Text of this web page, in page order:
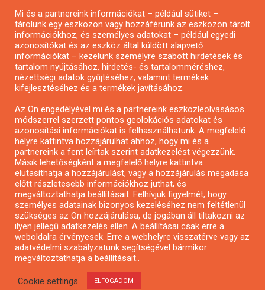
Pályázatírás civil szervezeteknek
Pályázatírás önkormányzatoknak
Pályázatfigyelés
Specifikus pályázatfigyelés vagy hírlevél
Pályázatok magánszemélyeknek
Pályázatok civil szervezeteknek
Pályázatok vállalkozásoknak
Önkormányzati pályázatok
Mezőgazdasági pályázatok
Falusi turizmus pályázatok
Napelem pályázatok
GINOP pályázatok
Mi és a partnereink információkat – például sütiket –
tárolunk egy eszközön vagy hozzáférünk az eszközön tárolt
információkhoz, és személyes adatokat – például egyedi
azonosítókat és az eszköz által küldött alapvető
információkat – kezelünk személyre szabott hirdetések és
tartalom nyújtásához, hirdetés- és tartalomméréshez,
nézettségi adatok gyűjtéséhez, valamint termékek
kifejlesztéséhez és a termékek javításához.
Az Ön engedélyével mi és a partnereink eszközleolvasásos
módszerrel szerzett pontos geolokációs adatokat és
azonosítási információkat is felhasználhatunk. A megfelelő
helyre kattintva hozzájárulhat ahhoz, hogy mi és a
partnereink a fent leírtak szerint adatkezelést végezzünk.
Másik lehetőségként a megfelelő helyre kattintva
elutasíthatja a hozzájárulást, vagy a hozzájárulás megadása
előtt részletesebb információkhoz juthat, és
megváltoztathatja beállításait. Felhívjuk figyelmét, hogy
személyes adatainak bizonyos kezeléséhez nem feltétlenül
szükséges az Ön hozzájárulása, de jogában áll tiltakozni az
ilyen jellegű adatkezelés ellen. A beállításai csak erre a
weboldalra érvényesek. Erre a webhelyre visszatérve vagy az
adatvédelmi szabályzatunk segítségével bármikor
megváltoztathatja a beállításait..
Cookie settings ELFOGADOM